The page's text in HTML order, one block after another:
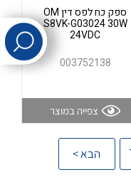
לכל מוצרי היצרן
ספק כח לפס דין OM
S8VK-G03024 30W
24VDC
003752138
צפייה במוצר
הבא >